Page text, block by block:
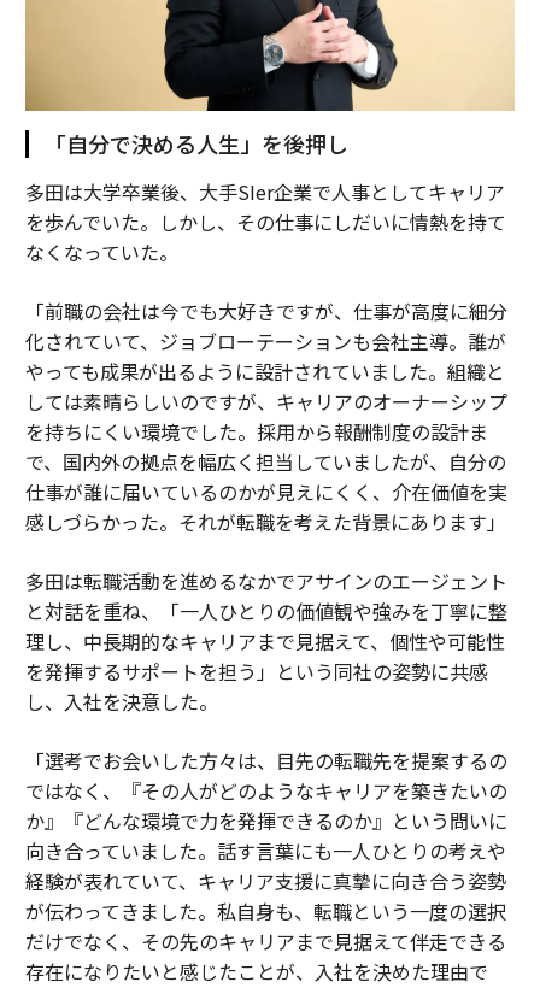
「自分で決める人生」を後押し
多田は大学卒業後、大手SIer企業で人事としてキャリア
を歩んでいた。しかし、その仕事にしだいに情熱を持て
なくなっていた。
「前職の会社は今でも大好きですが、仕事が高度に細分
化されていて、ジョブローテーションも会社主導。誰が
やっても成果が出るように設計されていました。組織と
しては素晴らしいのですが、キャリアのオーナーシップ
を持ちにくい環境でした。採用から報酬制度の設計ま
で、国内外の拠点を幅広く担当していましたが、自分の
仕事が誰に届いているのかが見えにくく、介在価値を実
感しづらかった。それが転職を考えた背景にあります」
多田は転職活動を進めるなかでアサインのエージェント
と対話を重ね、「一人ひとりの価値観や強みを丁寧に整
理し、中長期的なキャリアまで見据えて、個性や可能性
を発揮するサポートを担う」という同社の姿勢に共感
し、入社を決意した。
「選考でお会いした方々は、目先の転職先を提案するの
ではなく、『その人がどのようなキャリアを築きたいの
か』『どんな環境で力を発揮できるのか』という問いに
向き合っていました。話す言葉にも一人ひとりの考えや
経験が表れていて、キャリア支援に真摯に向き合う姿勢
が伝わってきました。私自身も、転職という一度の選択
だけでなく、その先のキャリアまで見据えて伴走できる
存在になりたいと感じたことが、入社を決めた理由で